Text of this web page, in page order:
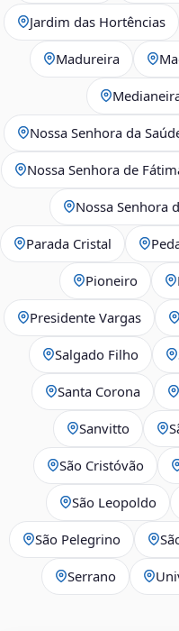
Jardim das Hortências
Madureira
Nossa Senhora da
Nossa Senhora de
Nossa Senhora
Parada Cristal
Pioneiro
Presidente Vargas
Salgado Filho
Santa Corona
Sanvitto
São Cristóvão
São Leopoldo
São Pelegrino
Serrano